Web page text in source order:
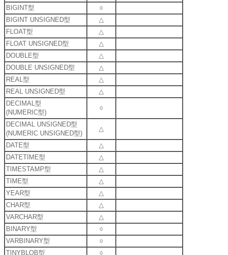
BIGINT型
○
BIGINT UNSIGNED型
△
FLOAT型
△
FLOAT UNSIGNED型
△
DOUBLE型
△
DOUBLE UNSIGNED型
△
REAL型
△
REAL UNSIGNED型
△
DECIMAL型
(NUMERIC型)
○
DECIMAL UNSIGNED型
(NUMERIC UNSIGNED型)
△
DATE型
△
DATETIME型
△
TIMESTAMP型
△
TIME型
△
YEAR型
△
CHAR型
△
VARCHAR型
△
BINARY型
○
VARBINARY型
○
TINYBLOB型
○